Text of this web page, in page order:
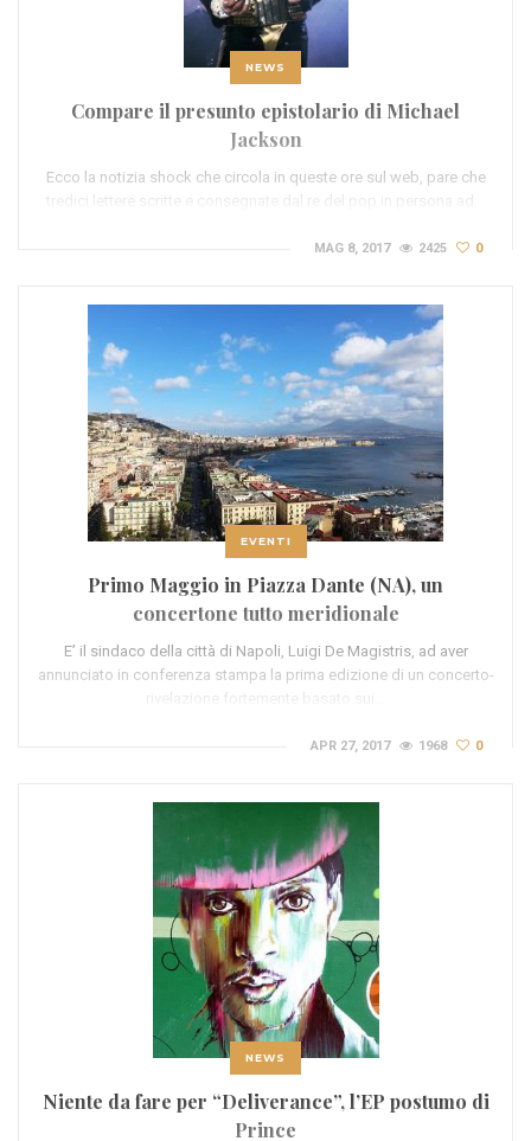
NEWS
Compare il presunto epistolario di Michael
Jackson
Ecco la notizia shock che circola in queste ore sul web, pare che
tredici lettere scritte e consegnate dal re del pop in persona ad…
MAG 8, 2017 2425 0
EVENTI
Primo Maggio in Piazza Dante (NA), un
concertone tutto meridionale
E’ il sindaco della città di Napoli, Luigi De Magistris, ad aver
annunciato in conferenza stampa la prima edizione di un concerto-
rivelazione fortemente basato sui…
APR 27, 2017 1968 0
NEWS
Niente da fare per “Deliverance”, l’EP postumo di
Prince